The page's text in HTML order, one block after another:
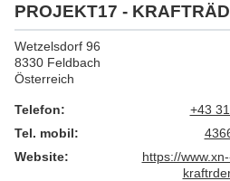
PROJEKT17 -
Wetzelsdorf 96
8330 Feldbach
Österreich
Telefon:
+43
Tel. mobil:
Website:
https://